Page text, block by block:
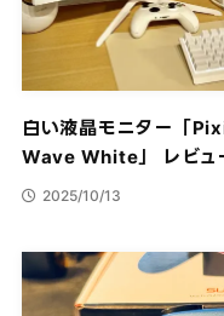
白い液晶モニター「
Wave White」 レビュ
2025/10/13